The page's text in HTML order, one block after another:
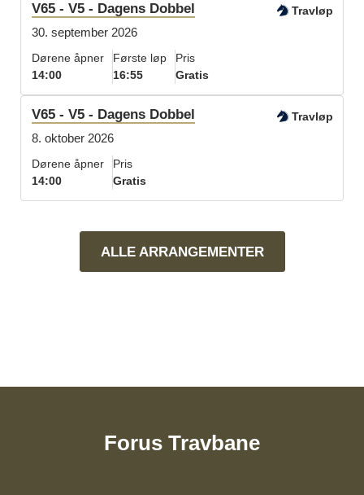
V65 - V5 - Dagens Dobbel Travløp
30. september 2026
Dørene åpner
14:00
Første løp
16:55
Pris
Gratis
V65 - V5 - Dagens Dobbel Travløp
8. oktober 2026
Dørene åpner
14:00
Pris
Gratis
ALLE ARRANGEMENTER
Forus Travbane